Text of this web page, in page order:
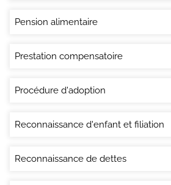
Pension alimentaire
Prestation compensatoire
Procédure d'adoption
Reconnaissance d'enfant et filiation
Reconnaissance de dettes